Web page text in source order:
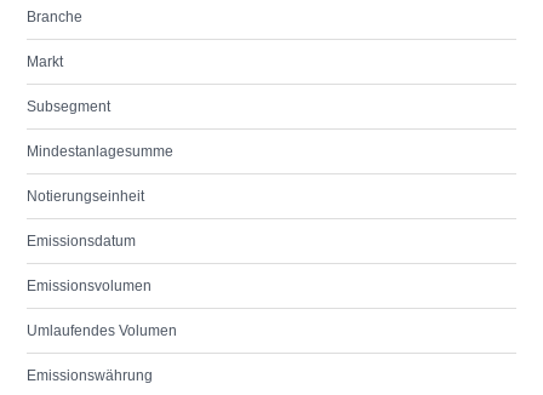
Branche
Markt
Subsegment
Mindestanlagesumme
Notierungseinheit
Emissionsdatum
Emissionsvolumen
Umlaufendes Volumen
Emissionswährung